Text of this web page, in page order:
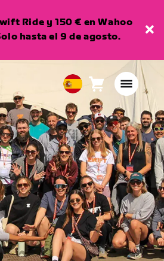
Ride y 150 € en Wahoo
hasta el 9 de agosto.
European
Union
Español
Carro0
artículos